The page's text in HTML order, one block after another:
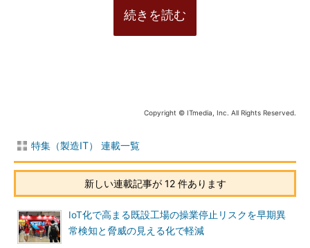
続きを読む
Copyright © ITmedia, Inc. All Rights Reserved.
特集（製造IT） 連載一覧
新しい連載記事が 12 件あります
IoT化で高まる既設工場の操業停止リスクを早期異
常検知と脅威の見える化で軽減